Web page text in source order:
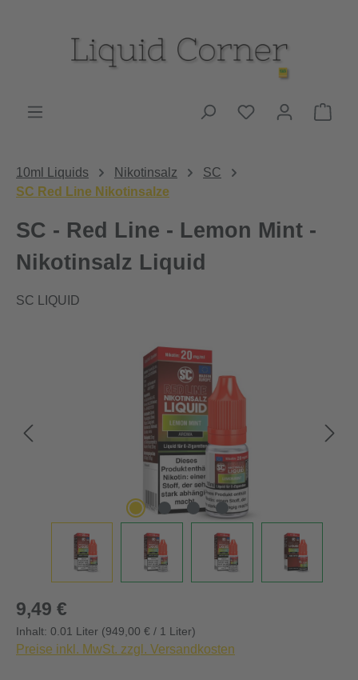
Du hast 0
10ml Liquids Nikotinsalz
SC
SC Red Line Nikotinsalze
SC - Red Line - Lemon Mint -
Nikotinsalz Liquid
SC LIQUID
Bildergalerie überspringen
Regulärer Preis:
9,49 €
Inhalt: 0.01 Liter (949,00 € / 1 Liter)
Preise inkl. MwSt. zzgl. Versandkosten